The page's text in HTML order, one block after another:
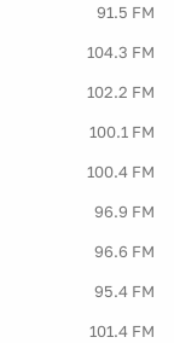
91.5 FM
104.3 FM
102.2 FM
100.1 FM
100.4 FM
96.9 FM
96.6 FM
95.4 FM
101.4 FM